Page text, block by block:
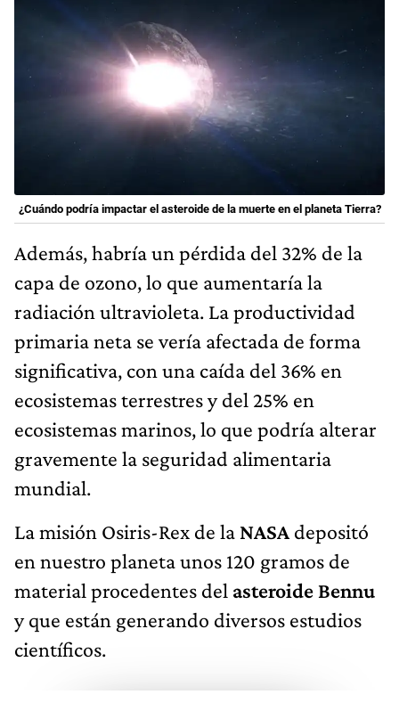
¿Cuándo podría impactar el asteroide de la muerte en el planeta Tierra?
Además, habría un pérdida del 32% de la
capa de ozono, lo que aumentaría la
radiación ultravioleta. La productividad
primaria neta se vería afectada de forma
significativa, con una caída del 36% en
ecosistemas terrestres y del 25% en
ecosistemas marinos, lo que podría alterar
gravemente la seguridad alimentaria
mundial.
La misión Osiris-Rex de la NASA depositó
en nuestro planeta unos 120 gramos de
material procedentes del asteroide Bennu
y que están generando diversos estudios
científicos.